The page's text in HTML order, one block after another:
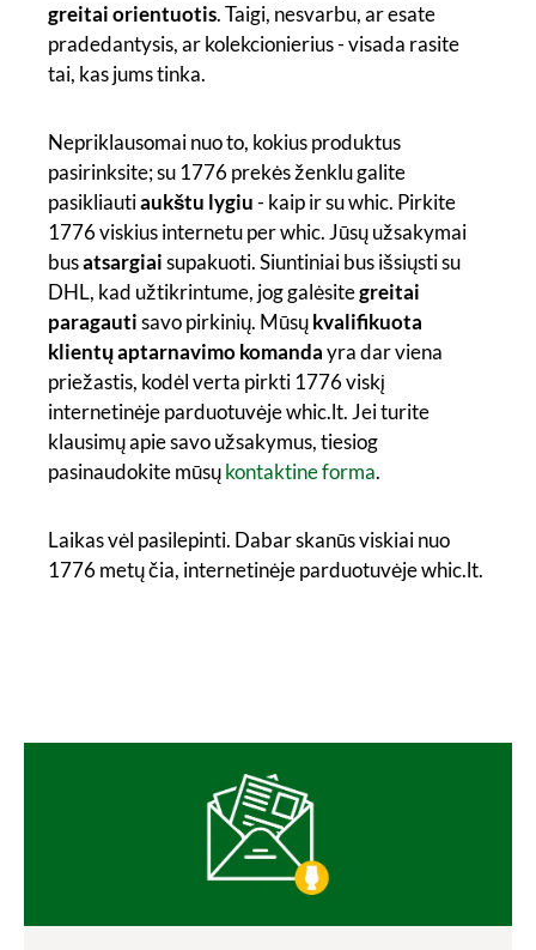
greitai orientuotis. Taigi, nesvarbu, ar esate
pradedantysis, ar kolekcionierius - visada rasite
tai, kas jums tinka.
Nepriklausomai nuo to, kokius produktus
pasirinksite; su 1776 prekės ženklu galite
pasikliautiaukštu lygiu- kaip ir su whic. Pirkite
1776 viskius internetu per whic. Jūsų užsakymai
busatsargiaisupakuoti. Siuntiniai bus išsiųsti su
DHL, kad užtikrintume, jog galėsitegreitai
paragautisavo pirkinių. Mūsųkvalifikuota
klientų aptarnavimo komandayra dar viena
priežastis, kodėl verta pirkti 1776 viskį
internetinėje parduotuvėje whic.lt. Jei turite
klausimų apie savo užsakymus, tiesiog
pasinaudokite mūsųkontaktine forma.
Laikas vėl pasilepinti. Dabar skanūs viskiai nuo
1776 metų čia, internetinėje parduotuvėje whic.lt.